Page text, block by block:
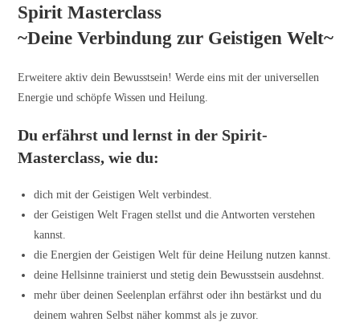
ZumSpirit Masterclass
~Deine Verbindung zur Geistigen Welt~
Erweitere aktiv dein Bewusstsein! Werde eins mit der universellen
Energie und schöpfe Wissen und Heilung.
Du erfährst und lernst in der Spirit-
Masterclass, wie du:
dich mit der Geistigen Welt verbindest.
der Geistigen Welt Fragen stellst und die Antworten verstehen
kannst.
die Energien der Geistigen Welt für deine Heilung nutzen kannst.
deine Hellsinne trainierst und stetig dein Bewusstsein ausdehnst.
mehr über deinen Seelenplan erfährst oder ihn bestärkst und du
deinem wahren Selbst näher kommst als je zuvor.